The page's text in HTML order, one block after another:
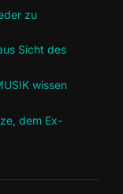
zu
Sicht des
wissen
dem Ex-